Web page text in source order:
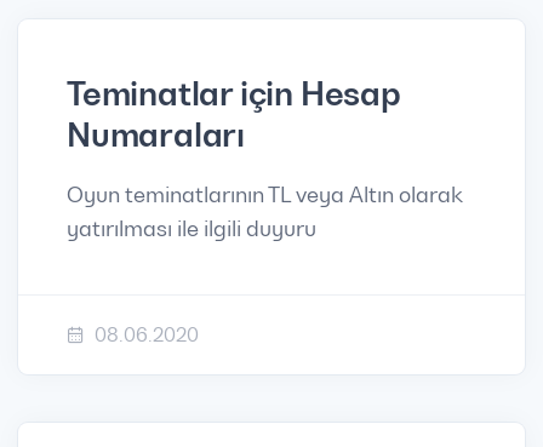
Teminatlar için Hesap
Numaraları
Oyun teminatlarının TL veya Altın olarak
yatırılması ile ilgili duyuru
08.06.2020